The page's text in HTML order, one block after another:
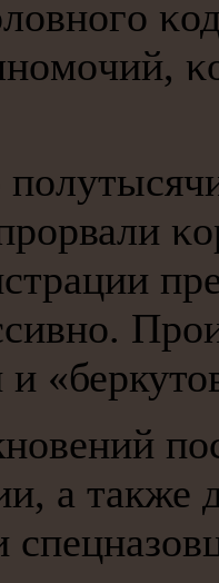
а также